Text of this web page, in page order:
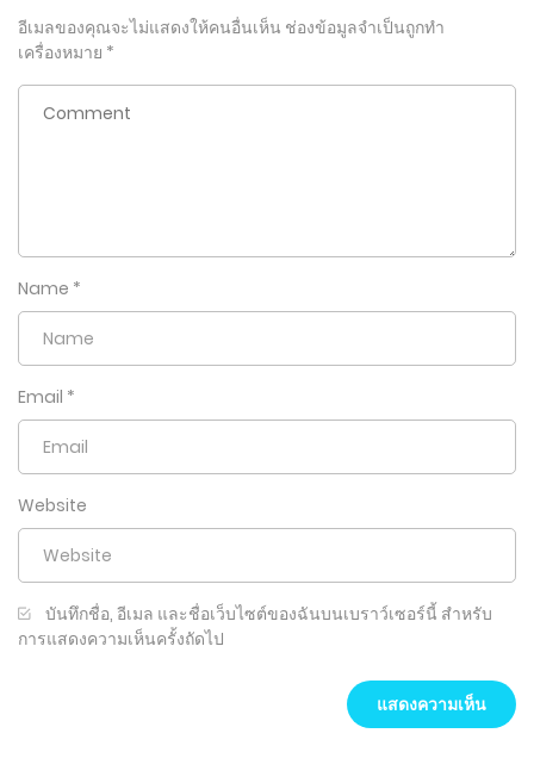
อีเมลของคุณจะไม่แสดงให้คนอื่นเห็น ช่องข้อมูลจำเป็นถูกทำ
เครื่องหมาย *
Name *
Email *
Website
บันทึกชื่อ, อีเมล และชื่อเว็บไซต์ของฉันบนเบราว์เซอร์นี้ สำหรับ
การแสดงความเห็นครั้งถัดไป